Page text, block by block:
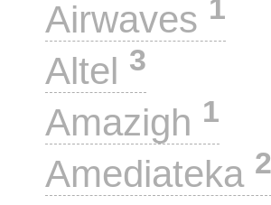
Airwaves 1
Altel 3
Amazigh 1
Amediateka 2